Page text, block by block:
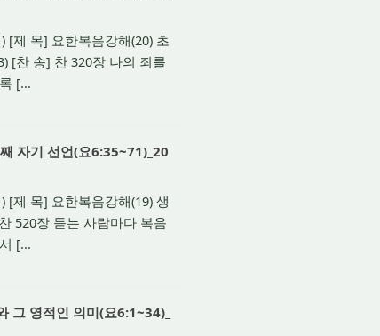
[제 목] 요한복음강해(20) 초
[찬 송] 찬 320장 나의 죄를
[...
자기 선언(요6:35~71)_20
[제 목] 요한복음강해(19) 생
520장 듣는 사람마다 복음
[...
그 영적인 의미(요6:1~34)_